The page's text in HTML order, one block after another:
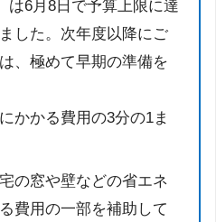
は6月8日で予算上限に達
した。次年度以降にご
、極めて早期の準備を
かかる費用の3分の1ま
の窓や壁などの省エネ
費用の一部を補助して